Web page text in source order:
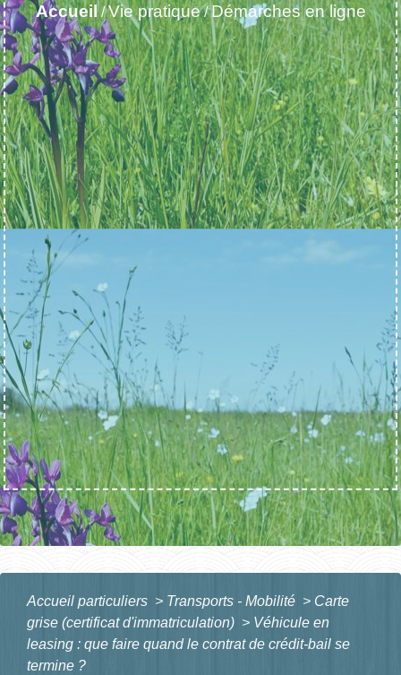
Accueil/Vie pratique/Démarches en ligne
Accueil particuliers > Transports - Mobilité > Carte
grise (certificat d'immatriculation) > Véhicule en
leasing : que faire quand le contrat de crédit-bail se
termine ?